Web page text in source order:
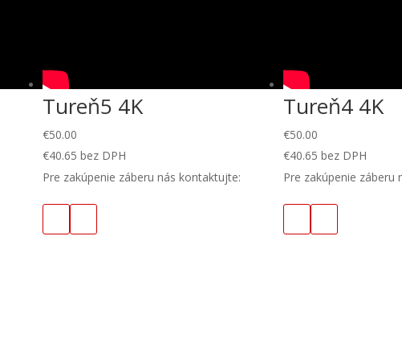
Tureň5 4K
€50.00
€40.65 bez DPH
Pre zakúpenie záberu nás kontaktujte:
Tureň4 4K
€50.00
€40.65 bez DPH
Pre zakúpenie záberu